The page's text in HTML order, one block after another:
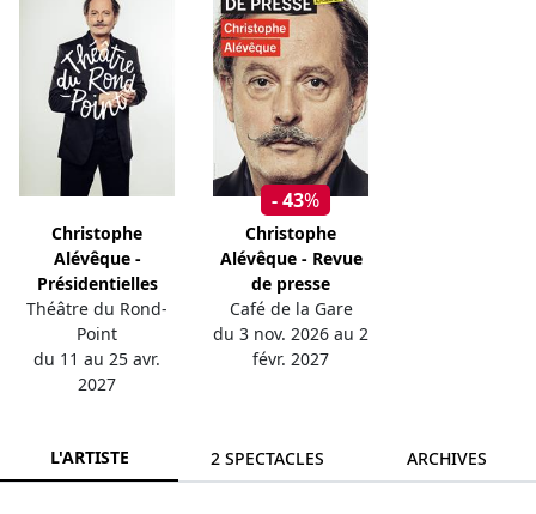
Christophe
Alévêque -
Présidentielles
Théâtre du Rond-
Point
du 11 au 25 avr.
2027
- 43%
Christophe
Alévêque - Revue
de presse
Café de la Gare
du 3 nov. 2026 au 2
févr. 2027
L'ARTISTE 2 SPECTACLES ARCHIVES